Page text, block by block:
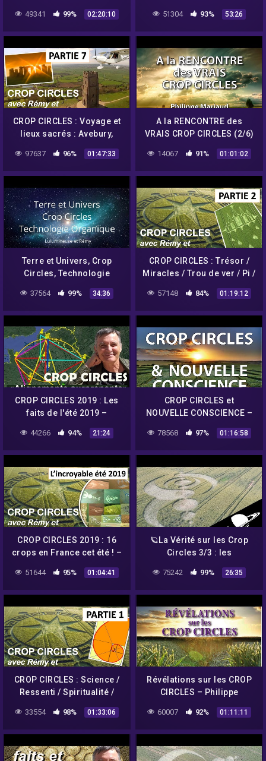
NURÉA TV
49341 99% 02:20:10
ASTRONOGEEK
51304 93% 53:26
CROP CIRCLES : Voyage et
lieux sacrés : Avebury,
Umberto Molinaro
97637 96% 01:47:33
A la RENCONTRE des
VRAIS CROP CIRCLES (2/6)
14067 91% 01:01:02
Terre et Univers, Crop
Circles, Technologie
répond à vos questions
37564 99% 34:36
CROP CIRCLES : Trésor /
Miracles / Trou de ver / Pi /
Umberto Molinaro
57148 84% 01:19:12
CROP CIRCLES 2019 : Les
faits de l'été 2019 –
Umberto Molinaro
44266 94% 21:24
CROP CIRCLES et
NOUVELLE CONSCIENCE –
Philippe Mariaud
78568 97% 01:16:58
CROP CIRCLES 2019 : 16
crops en France cet été ! –
Umberto Molinaro
51644 95% 01:04:41
🪐La Vérité sur les Crop
Circles 3/3 : les
"Spécialistes". –
ASTRONOGEEK
75242 99% 26:35
CROP CIRCLES : Science /
Ressenti / Spiritualité /
Message de Crabwood –
Umberto Molinaro
33554 98% 01:33:06
Révélations sur les CROP
CIRCLES – Philippe
60007 92% 01:11:11